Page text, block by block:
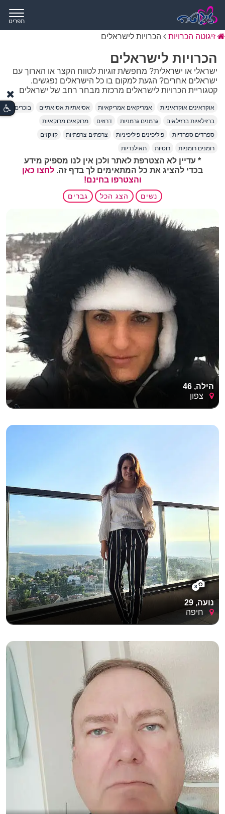
תפריט
זיגוטה הכרויות הכרויות לישראלים
הכרויות לישראלים
ישראלי או ישראלית? מחפש/ת זוגיות לטווח הקצר או הארוך עם
ישראלים אחרים? הגעת למקום בו כל הישראלים נפגשים.
קטגוריית הכרויות לישראלים מרכזת מבחר רחב של ישראלים
ארוכה או קצרה. כל פרופיל מפרט אודות אותו אדם ובכך ניתן
למצוא את ההתאמה הטובה ביותר.
אוקראינים אוקראיניות אמריקאים אמריקאיות אסיאתיות אסיאתיים
בוכרים
ברזילאיות ברזילאים
גרמנים גרמניות דרוזים
מרוקאים מרוקאיות
ספרדים ספרדיות
פיליפינים פיליפיניות צרפתים צרפתיות
קווקזים
רומנים רומניות
רוסיות תאילנדיות
* עדיין לא הצטרפת לאתר ולכן אין לנו מספיק מידע
בכדי להציג את כל המתאימים לך בדף זה. לחצו כאן
והצטרפו בחינם!
נשים הצג הכל גברים
הילה, 46
צפון
3
נועה, 29
חיפה